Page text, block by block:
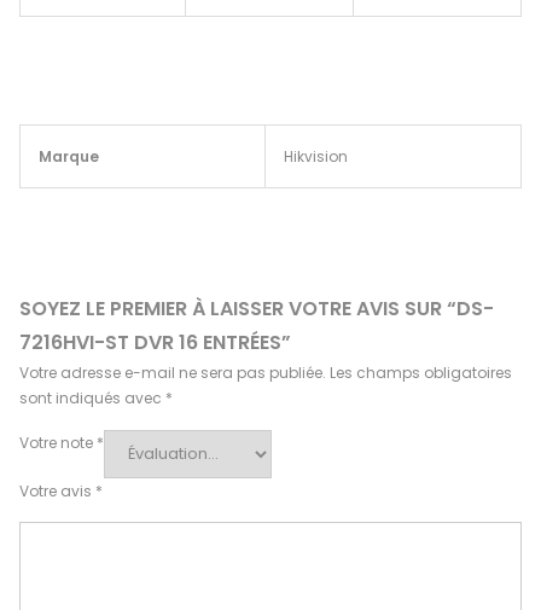
Marque Hikvision
SOYEZ LE PREMIER À LAISSER VOTRE AVIS SUR “DS-
7216HVI-ST DVR 16 ENTRÉES”
Votre adresse e-mail ne sera pas publiée. Les champs obligatoires
sont indiqués avec *
Votre note *
Votre avis *